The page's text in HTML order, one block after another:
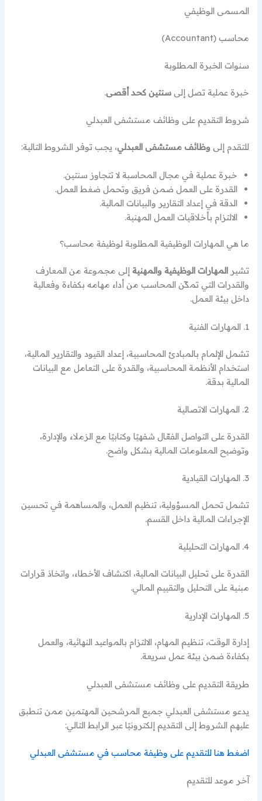
المسمى الوظيفي
محاسب (Accountant)
سنوات الخبرة المطلوبة
خبرة عملية تصل إلىسنتين كحد أقصى.
شروط التقديم على وظائف مستشفى العبدلي
للتقدم إلىوظائف مستشفى العبدلي، يجب توفر الشروط التالية:
خبرة عملية في مجال المحاسبة لا تتجاوز سنتين.
القدرة على العمل ضمن فريق وتحمل ضغط العمل.
الدقة في إعداد التقارير والبيانات المالية.
الالتزام بأخلاقيات العمل المهنية.
ما هي المهارات الوظيفية المطلوبة لوظيفة محاسب؟
تشيرالمهارات الوظيفية والمهنية إلى مجموعة من المعارف
والقدرات التي تمكّن المحاسب من أداء مهامه بكفاءة وفعالية
داخل بيئة العمل.
1. المهارات الفنية
تشمل الإلمام بالمبادئ المحاسبية، إعداد القيود والتقارير المالية،
استخدام الأنظمة المحاسبية، والقدرة على التعامل مع البيانات
المالية بدقة.
2. المهارات الاتصالية
القدرة على التواصل الفعّال شفهيًا وكتابيًا مع الزملاء والإدارة،
وتوضيح المعلومات المالية بشكل واضح.
3. المهارات القيادية
تشمل تحمل المسؤولية، تنظيم العمل، والمساهمة في تحسين
الإجراءات المالية داخل القسم.
4. المهارات التحليلية
القدرة على تحليل البيانات المالية، اكتشاف الأخطاء، واتخاذ قرارات
مبنية على التحليل والتقييم المالي.
5. المهارات الإدارية
إدارة الوقت، تنظيم المهام، الالتزام بالمواعيد النهائية، والعمل
بكفاءة ضمن بيئة عمل سريعة.
طريقة التقديم على وظائف مستشفى العبدلي
يدعو مستشفى العبدلي جميع المرشحين المهتمين ممن تنطبق
عليهم الشروط إلى التقديم إلكترونيًا عبر الرابط التالي:
اضغط هنا للتقديم على وظيفة محاسب في مستشفى العبدلي
آخر موعد للتقديم